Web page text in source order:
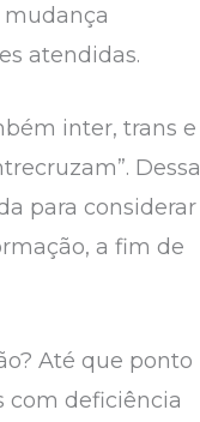
atendidas.
inter, trans e
Dessa
para considerar
a fim de
Até que ponto
com deficiência